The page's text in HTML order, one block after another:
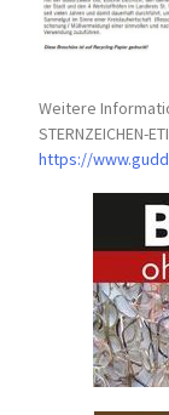
Weitere
STERNZEICHEN-
https://